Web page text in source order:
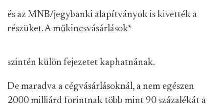
és az MNB/jegybanki alapítványok is kivették a
részüket. A műkincsvásárlások*
szintén külön fejezetet kaphatnának.
De maradva a cégvásárlásoknál, a nem egészen
2000 milliárd forintnak több mint 90 százalékát a